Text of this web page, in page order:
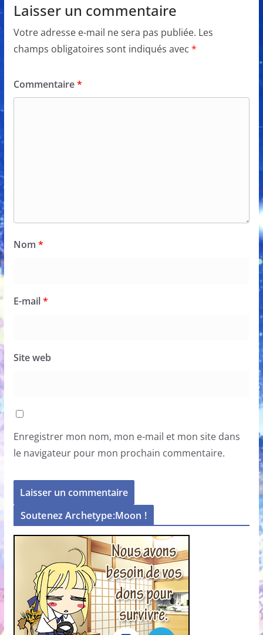
Laisser un commentaire
Votre adresse e-mail ne sera pas publiée. Les
champs obligatoires sont indiqués avec *
Commentaire*
Nom *
E-mail*
Site web
Enregistrer mon nom, mon e-mail et mon site dans
le navigateur pour mon prochain commentaire.
Soutenez Archetype:Moon !